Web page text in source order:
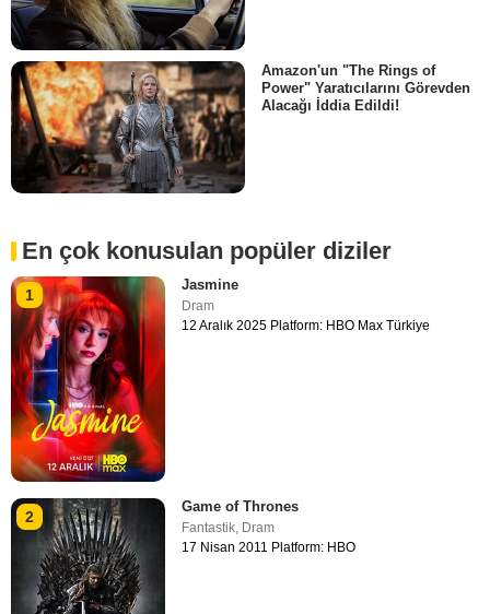
Amazon'un "The Rings of
Power" Yaratıcılarını Görevden
Alacağı İddia Edildi!
En çok konusulan popüler diziler
1
Jasmine
Dram
12 Aralık 2025 Platform: HBO Max Türkiye
2
Game of Thrones
Fantastik, Dram
17 Nisan 2011 Platform: HBO